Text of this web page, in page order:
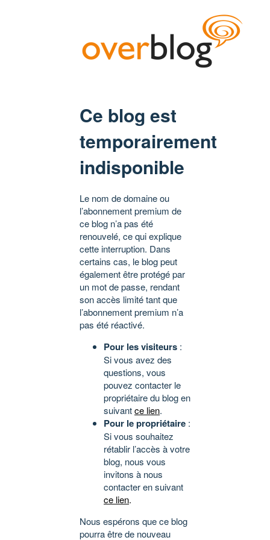
Ce blog est
temporairement
indisponible
Le nom de domaine ou
l’abonnement premium de
ce blog n’a pas été
renouvelé, ce qui explique
cette interruption. Dans
certains cas, le blog peut
également être protégé par
un mot de passe, rendant
son accès limité tant que
l’abonnement premium n’a
pas été réactivé.
Pour les visiteurs :
Si vous avez des
questions, vous
pouvez contacter le
propriétaire du blog en
suivantce lien.
Pour le propriétaire :
Si vous souhaitez
rétablir l’accès à votre
blog, nous vous
invitons à nous
contacter en suivant
ce lien.
Nous espérons que ce blog
pourra être de nouveau